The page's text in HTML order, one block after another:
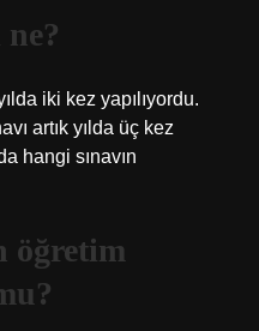
iki kez yapılıyordu.
artık yılda üç kez
hangi sınavın
öğretim